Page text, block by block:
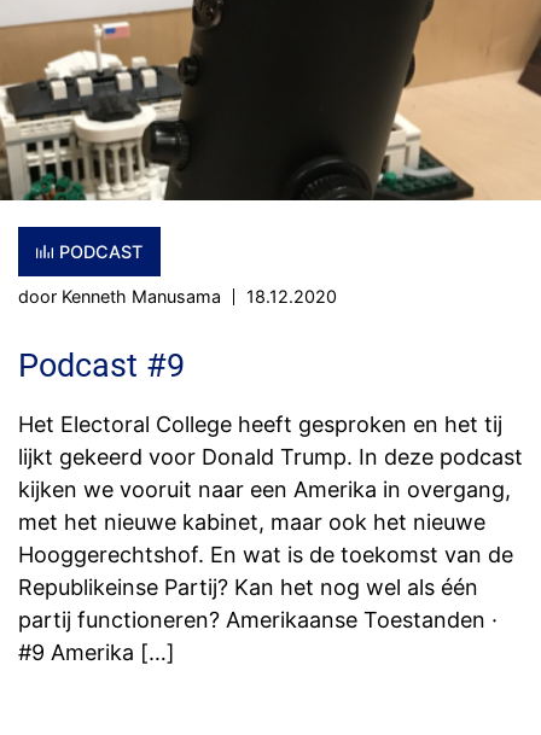
PODCAST
door Kenneth Manusama 18.12.2020
Podcast #9
Het Electoral College heeft gesproken en het tij
lijkt gekeerd voor Donald Trump. In deze podcast
kijken we vooruit naar een Amerika in overgang,
met het nieuwe kabinet, maar ook het nieuwe
Hooggerechtshof. En wat is de toekomst van de
Republikeinse Partij? Kan het nog wel als één
partij functioneren? Amerikaanse Toestanden ·
#9 Amerika […]